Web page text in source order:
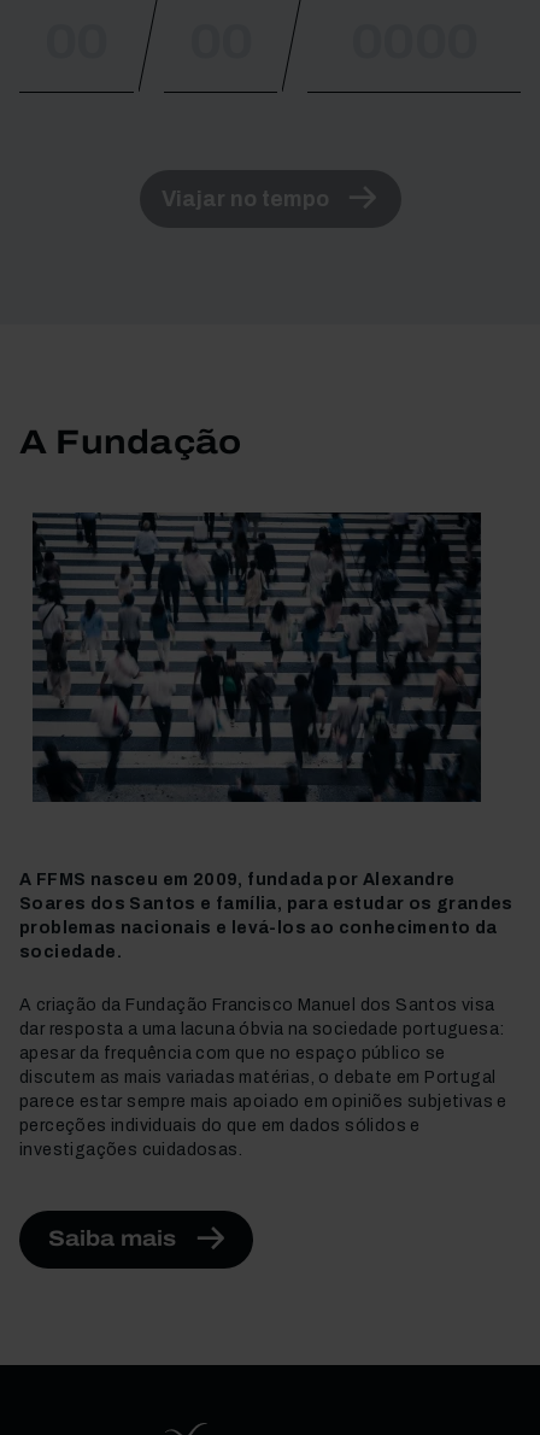
Viajar no tempo
A Fundação
A FFMS nasceu em 2009, fundada por Alexandre
Soares dos Santos e família, para estudar os grandes
problemas nacionais e levá-los ao conhecimento da
sociedade.
A criação da Fundação Francisco Manuel dos Santos visa
dar resposta a uma lacuna óbvia na sociedade portuguesa:
apesar da frequência com que no espaço público se
discutem as mais variadas matérias, o debate em Portugal
parece estar sempre mais apoiado em opiniões subjetivas e
perceções individuais do que em dados sólidos e
investigações cuidadosas.
Saiba mais